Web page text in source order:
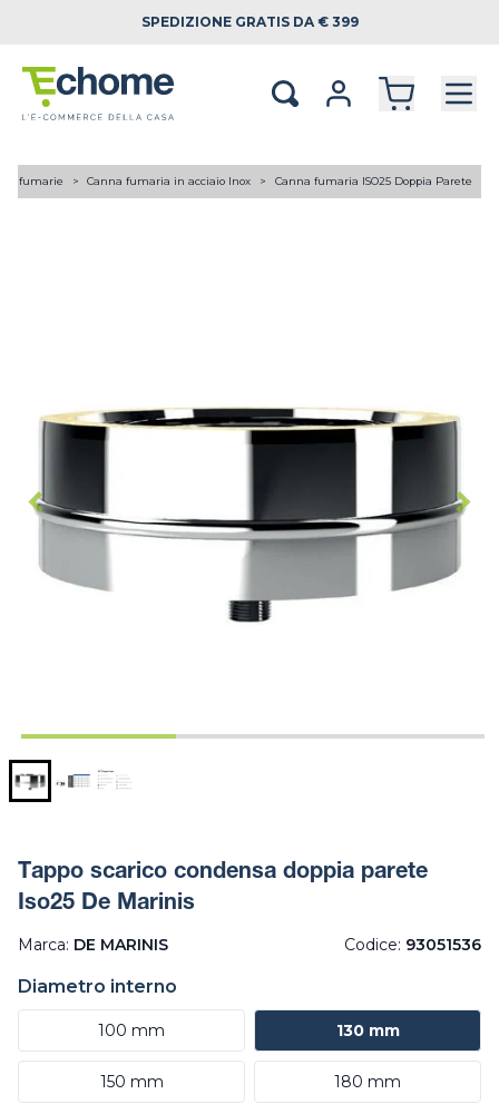
SPEDIZIONE GRATIS DA € 399
fumarie Canna fumaria in acciaio Inox Canna fumaria ISO25 Doppia Parete
Tappo scarico condensa doppia parete
Iso25 De Marinis
Marca: DE MARINIS Codice: 93051536
Diametro interno
100 mm 130 mm
150 mm 180 mm